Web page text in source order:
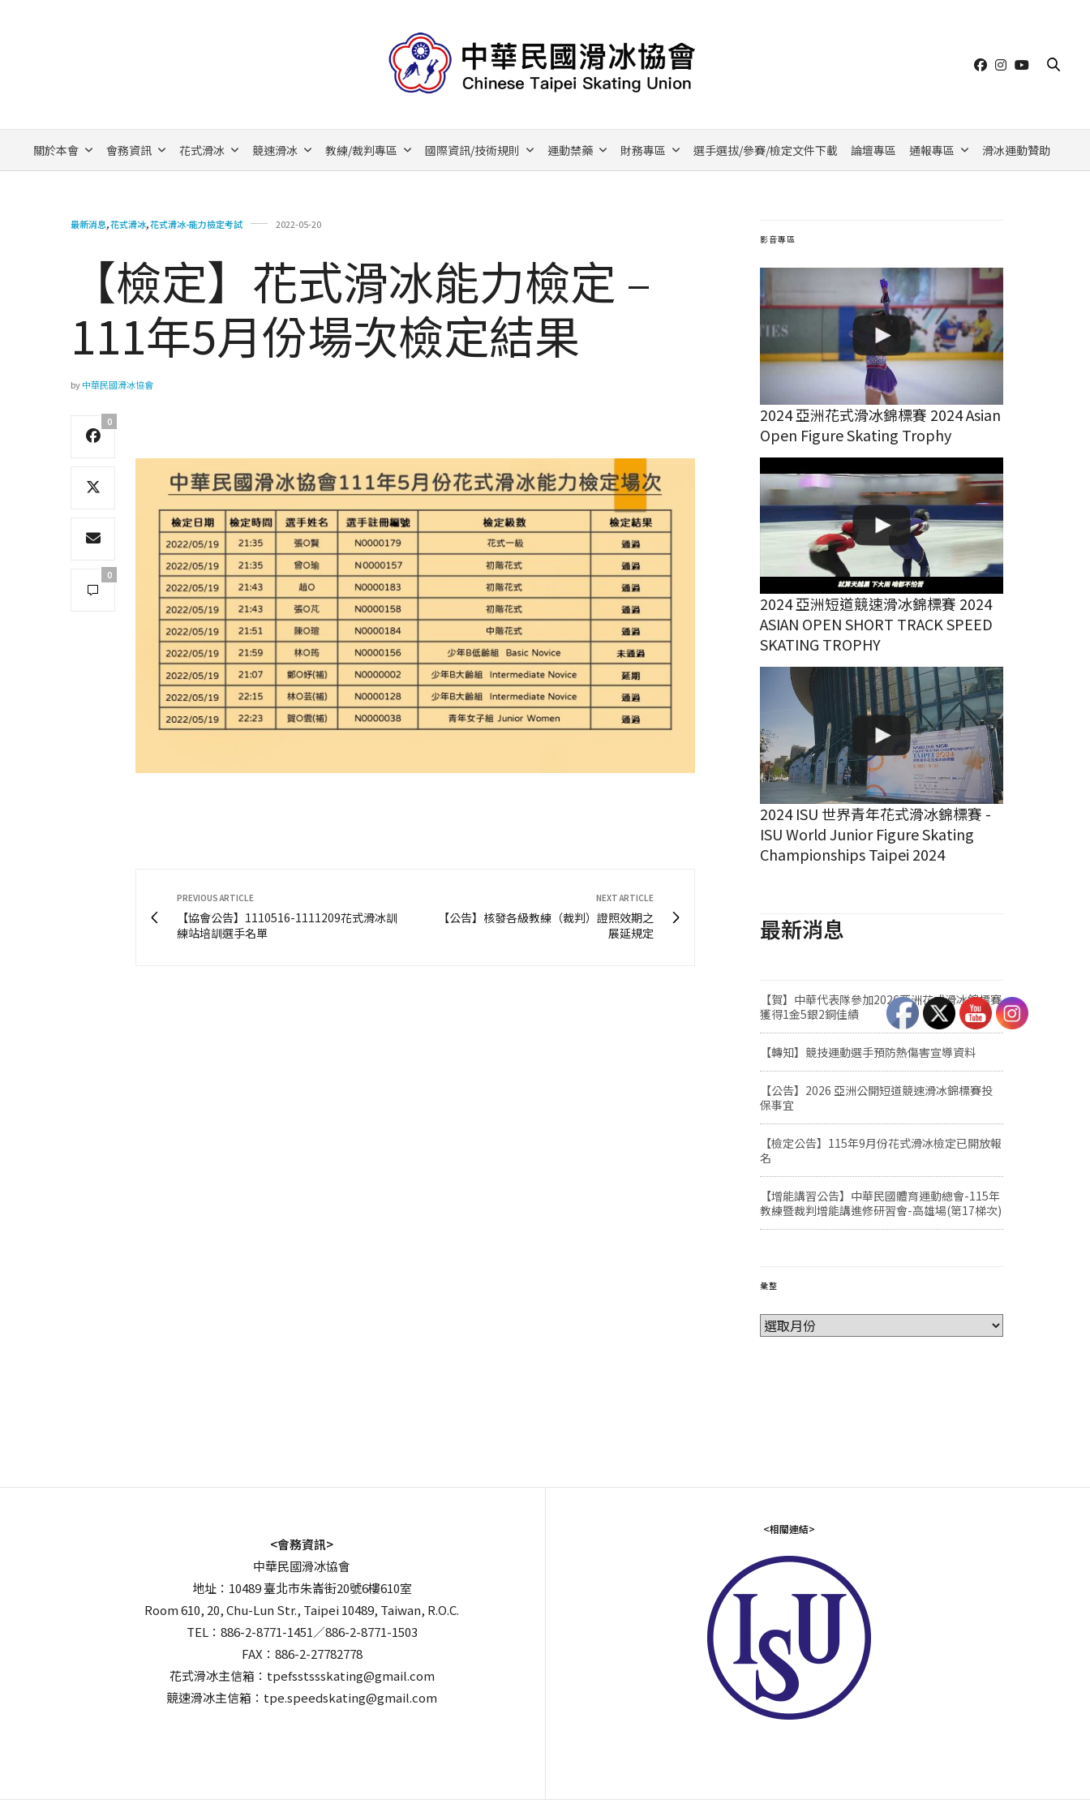
關於本會 會務資訊 花式滑冰 競速滑冰 教練/裁判專區 國際資訊/技術規則 運動禁藥 財務專區 選手選拔/參賽/檢定文件下載 論壇專區 通報專區 滑冰運動贊助
最新消息,花式滑冰,花式滑冰-能力檢定考試 2022-05-20
【檢定】花式滑冰能力檢定 –
111年5月份場次檢定結果
by中華民國滑冰協會
0
0
PREVIOUS ARTICLE
【協會公告】1110516-1111209花式滑冰訓
練站培訓選手名單
NEXT ARTICLE
【公告】核發各級教練（裁判）證照效期之
展延規定
影音專區
2024 亞洲花式滑冰錦標賽 2024 Asian
Open Figure Skating Trophy
2024 亞洲短道競速滑冰錦標賽 2024
ASIAN OPEN SHORT TRACK SPEED
SKATING TROPHY
2024 ISU 世界青年花式滑冰錦標賽 -
ISU World Junior Figure Skating
Championships Taipei 2024
最新消息
【賀】中華代表隊參加2026亞洲花式滑冰錦標賽
獲得1金5銀2銅佳績
【轉知】競技運動選手預防熱傷害宣導資料
【公告】2026 亞洲公開短道競速滑冰錦標賽投
保事宜
【檢定公告】115年9月份花式滑冰檢定已開放報
名
【增能講習公告】中華民國體育運動總會-115年
教練暨裁判增能講進修研習會-高雄場(第17梯次)
彙整
<會務資訊>
中華民國滑冰協會
地址：10489 臺北市朱崙街20號6樓610室
Room 610, 20, Chu-Lun Str., Taipei 10489, Taiwan, R.O.C.
TEL：886-2-8771-1451／886-2-8771-1503
FAX：886-2-27782778
花式滑冰主信箱：tpefsstssskating@gmail.com
競速滑冰主信箱：tpe.speedskating@gmail.com
<相關連結>